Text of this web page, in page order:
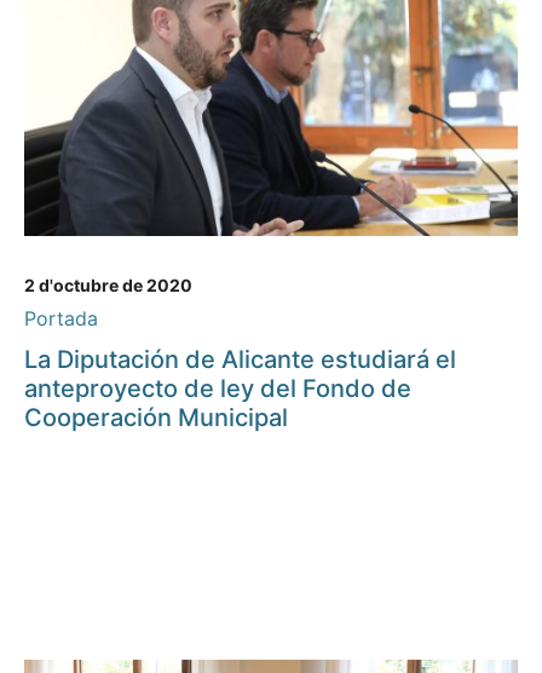
2 d'octubre de 2020
Portada
La Diputación de Alicante estudiará el
anteproyecto de ley del Fondo de
Cooperación Municipal